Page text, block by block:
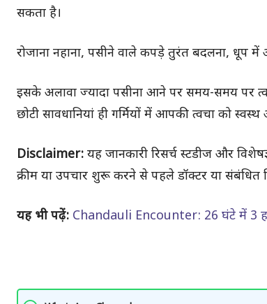
सकता है।
रोजाना नहाना, पसीने वाले कपड़े तुरंत बदलना, धूप
इसके अलावा ज्यादा पसीना आने पर समय-समय पर
छोटी सावधानियां ही गर्मियों में आपकी त्वचा को
Disclaimer: यह जानकारी रिसर्च स्टडीज और
क्रीम या उपचार शुरू करने से पहले डॉक्टर या
यह भी पढ़ें: Chandauli Encounter: 26 घंटे में 3